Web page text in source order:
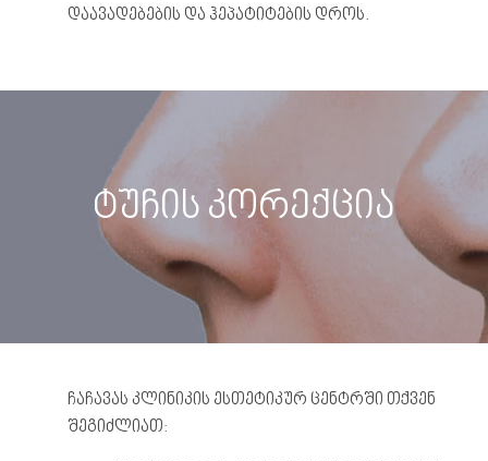
დაავადებების და ჰეპატიტების დროს.
ტუჩის კორექცია
ჩაჩავას კლინიკის ესთეტიკურ ცენტრში თქვენ
შეგიძლიათ: